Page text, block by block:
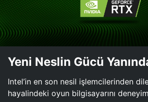
Yeni Neslin Gücü
Intel’in en son nesil işlemcilerinden
hayalindeki oyun bilgisayarını